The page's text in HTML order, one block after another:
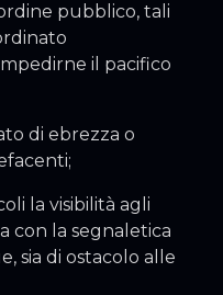
pubblico, tali
il pacifico
di ebrezza o
la visibilità agli
con la segnaletica
sia di ostacolo alle